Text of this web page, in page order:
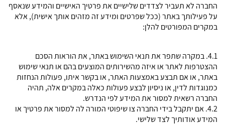
החברה לא תעביר לצדדים שלישיים את פרטיך האישיים והמידע שנאסף
על פעילותך באתר (ככל שפרטים ומידע זה מזהים אותך אישית), אלא
במקרים המפורטים להלן:
4.1. במקרה שתפר את תנאי השימוש באתר, את הוראות הסכם
ההצטרפות לאתר או איזה מהשירותים המוצעים בהם או תנאי שימוש
באתר, או אם תבצע באמצעות האתר, או בקשר איתו, פעולות הנחזות
כמנוגדות לדין, או ניסיון לבצע פעולות כאלה במקרים אלה, תהיה
החברה רשאית למסור את המידע לפי הנדרש.
4.2. אם יתקבל בידי החברה צו שיפוטי המורה לה למסור את פרטיך או
המידע אודותיך לצד שלישי.